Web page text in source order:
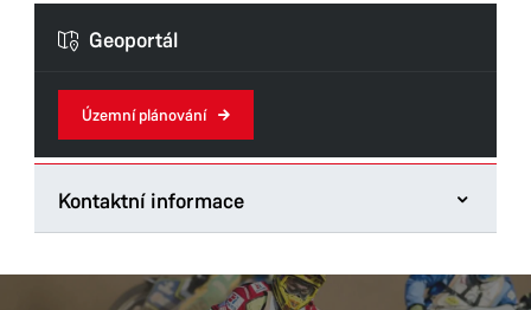
Geoportál
Územní plánování
Kontaktní informace
Štrossova 44